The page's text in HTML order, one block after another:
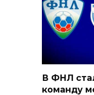
В ФНЛ
команду